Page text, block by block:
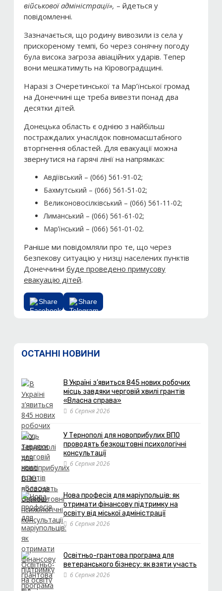
військової адміністрації», – йдеться у
повідомленні.
Зазначається, що родину вивозили із села у
прискореному темпі, бо через сонячну погоду
була висока загроза авіаційних ударів. Тепер
вони мешкатимуть на Кіровоградщині.
Наразі з Очеретинської та Мар’їнської громад
на Донеччині ще треба вивезти понад два
десятки дітей.
Донецька область є однією з найбільш
постраждалих унаслідок повномасштабного
вторгнення областей. Для евакуації можна
звернутися на гарячі лінії на напрямках:
Авдіївський – (066) 561-91-02;
Бахмутський – (066) 561-51-02;
Великоновосілківський – (066) 561-11-02;
Лиманський – (066) 561-61-02;
Мар’їнський – (066) 561-01-02.
Раніше ми повідомляли про те, що через
безпекову ситуацію у низці населених пунктів
Донеччини буде проведено примусову
евакуацію дітей.
Share Share
ОСТАННІ НОВИНИ
В Україні з’явиться 845 нових робочих
місць завдяки черговій хвилі грантів
«Власна справа»
6 Серпня 2026
У Тернополі для новоприбулих ВПО
проводять безкоштовні психологічні
консультації
6 Серпня 2026
Нова професія для маріупольців: як
отримати фінансову підтримку на
освіту від міської адміністрації
6 Серпня 2026
Освітньо-грантова програма для
ветеранського бізнесу: як взяти участь
6 Серпня 2026